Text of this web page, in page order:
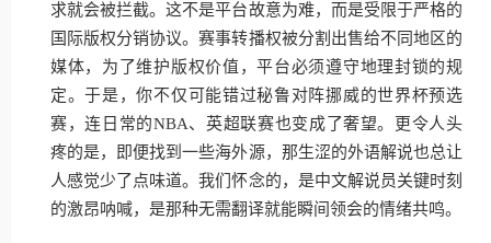
求就会被拦截。这不是平台故意为难，而是受限于严格的
国际版权分销协议。赛事转播权被分割出售给不同地区的
媒体，为了维护版权价值，平台必须遵守地理封锁的规
定。于是，你不仅可能错过秘鲁对阵挪威的世界杯预选
赛，连日常的NBA、英超联赛也变成了奢望。更令人头
疼的是，即便找到一些海外源，那生涩的外语解说也总让
人感觉少了点味道。我们怀念的，是中文解说员关键时刻
的激昂呐喊，是那种无需翻译就能瞬间领会的情绪共鸣。